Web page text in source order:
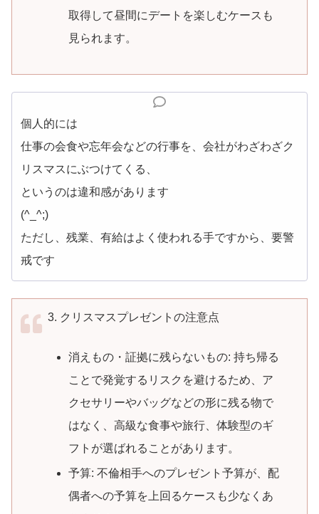
取得して昼間にデートを楽しむケースも
見られます。
個人的には
仕事の会食や忘年会などの行事を、会社がわざわざク
リスマスにぶつけてくる、
というのは違和感があります
(^_^;)
ただし、残業、有給はよく使われる手ですから、要警
戒です
3. クリスマスプレゼントの注意点
消えもの・証拠に残らないもの: 持ち帰る
ことで発覚するリスクを避けるため、ア
クセサリーやバッグなどの形に残る物で
はなく、高級な食事や旅行、体験型のギ
フトが選ばれることがあります。
予算: 不倫相手へのプレゼント予算が、配
偶者への予算を上回るケースも少なくあ